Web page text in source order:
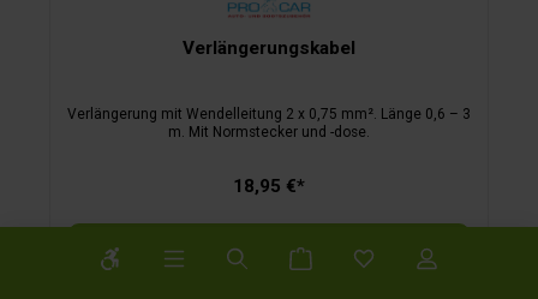
Werkzeugleiste anzeigen
Verlängerungskabel
Verlängerung mit Wendelleitung 2 x 0,75 mm². Länge 0,6 – 3
m. Mit Normstecker und -dose.
18,95 €*
In den Warenkorb